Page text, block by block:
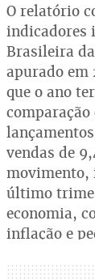
O relatório
indicadores
Brasileira
apurado em
que o ano
comparação
vendas de
movimento,
último
economia,
inflação e